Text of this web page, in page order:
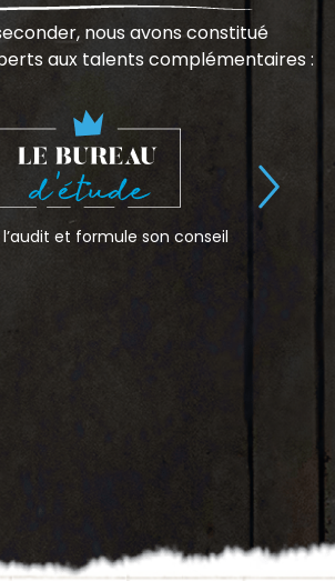
nous avons constitué
aux talents complémentaires :
l’audit et formule son conseil